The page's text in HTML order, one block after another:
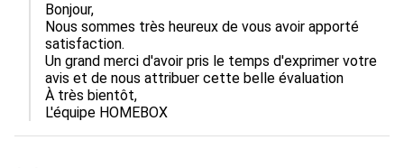
Bonjour,
Nous sommes très heureux de vous avoir apporté
satisfaction.
Un grand merci d'avoir pris le temps d'exprimer votre
avis et de nous attribuer cette belle évaluation
À très bientôt,